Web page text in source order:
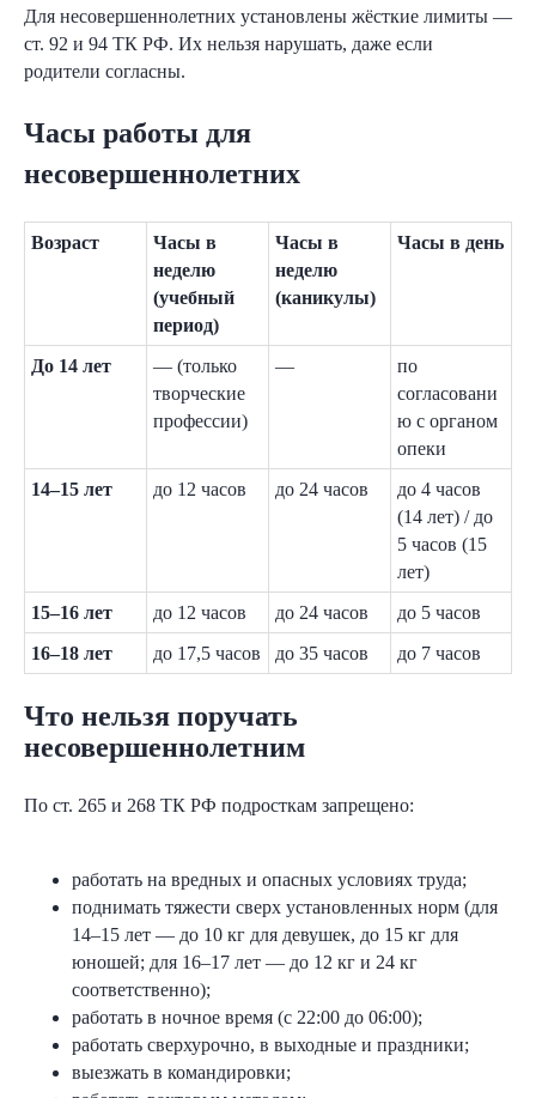
Для несовершеннолетних установлены жёсткие лимиты —
ст. 92 и 94 ТК РФ. Их нельзя нарушать, даже если
родители согласны.
Часы работы для
несовершеннолетних
Возраст
Часы в
неделю
(учебный
период)
Часы в
неделю
(каникулы)
Часы в день
До 14 лет
— (только
творческие
профессии)
—
по
согласовани
ю с органом
опеки
14–15 лет
до 12 часов до 24 часов
до 4 часов
(14 лет) / до
5 часов (15
лет)
15–16 лет
до 12 часов до 24 часов
до 5 часов
16–18 лет
до 17,5 часов до 35 часов до 7 часов
Что нельзя поручать
несовершеннолетним
По ст. 265 и 268 ТК РФ подросткам запрещено:
работать на вредных и опасных условиях труда;
поднимать тяжести сверх установленных норм (для
14–15 лет — до 10 кг для девушек, до 15 кг для
юношей; для 16–17 лет — до 12 кг и 24 кг
соответственно);
работать в ночное время (с 22:00 до 06:00);
работать сверхурочно, в выходные и праздники;
выезжать в командировки;
Получить шаблоны
Получите еще
26 шаблонов
для решения типовых
кадровых задач
Остались
вопросы
по шаблону?
документооборот